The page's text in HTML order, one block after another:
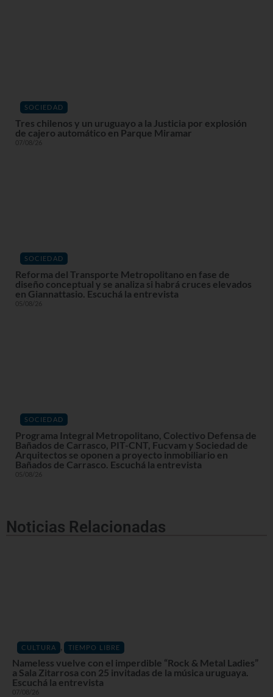
SOCIEDAD
Tres chilenos y un uruguayo a la Justicia por explosión
de cajero automático en Parque Miramar
07/08/26
SOCIEDAD
Reforma del Transporte Metropolitano en fase de
diseño conceptual y se analiza si habrá cruces elevados
en Giannattasio. Escuchá la entrevista
05/08/26
SOCIEDAD
Programa Integral Metropolitano, Colectivo Defensa de
Bañados de Carrasco, PIT-CNT, Fucvam y Sociedad de
Arquitectos se oponen a proyecto inmobiliario en
Bañados de Carrasco. Escuchá la entrevista
05/08/26
Noticias Relacionadas
CULTURA , TIEMPO LIBRE
Nameless vuelve con el imperdible “Rock & Metal Ladies”
a Sala Zitarrosa con 25 invitadas de la música uruguaya.
Escuchá la entrevista
07/08/26